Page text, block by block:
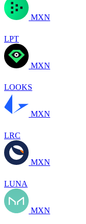
MXN
LPT
MXN
LOOKS
MXN
LRC
MXN
LUNA
MXN